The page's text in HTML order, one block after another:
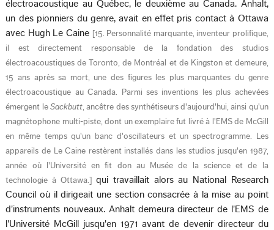
électroacoustique au Québec, le deuxième au Canada. Anhalt,
un des pionniers du genre, avait en effet pris contact à Ottawa
avec Hugh Le Caine
15. Personnalité marquante, inventeur prolifique,
il est directement responsable de la fondation des studios
électroacoustiques de Toronto, de Montréal et de Kingston et demeure,
15 ans après sa mort, une des figures les plus marquantes du genre
électroacoustique au Canada. Parmi ses inventions les plus achevées
émergent le Sackbutt, ancêtre des synthétiseurs d'aujourd'hui, ainsi qu'un
magnétophone multi-piste, dont un exemplaire fut livré à l'EMS de McGill
en même temps qu'un banc d'oscillateurs et un spectrogramme. Les
appareils de Le Caine restèrent installés dans les studios jusqu'en 1987,
année où l'Université en fit don au Musée de la science et de la
technologie à Ottawa. qui travaillait alors au National Research
Council où il dirigeait une section consacrée à la mise au point
d'instruments nouveaux. Anhalt demeura directeur de l'EMS de
l'Université McGill jusqu'en 1971 avant de devenir directeur du